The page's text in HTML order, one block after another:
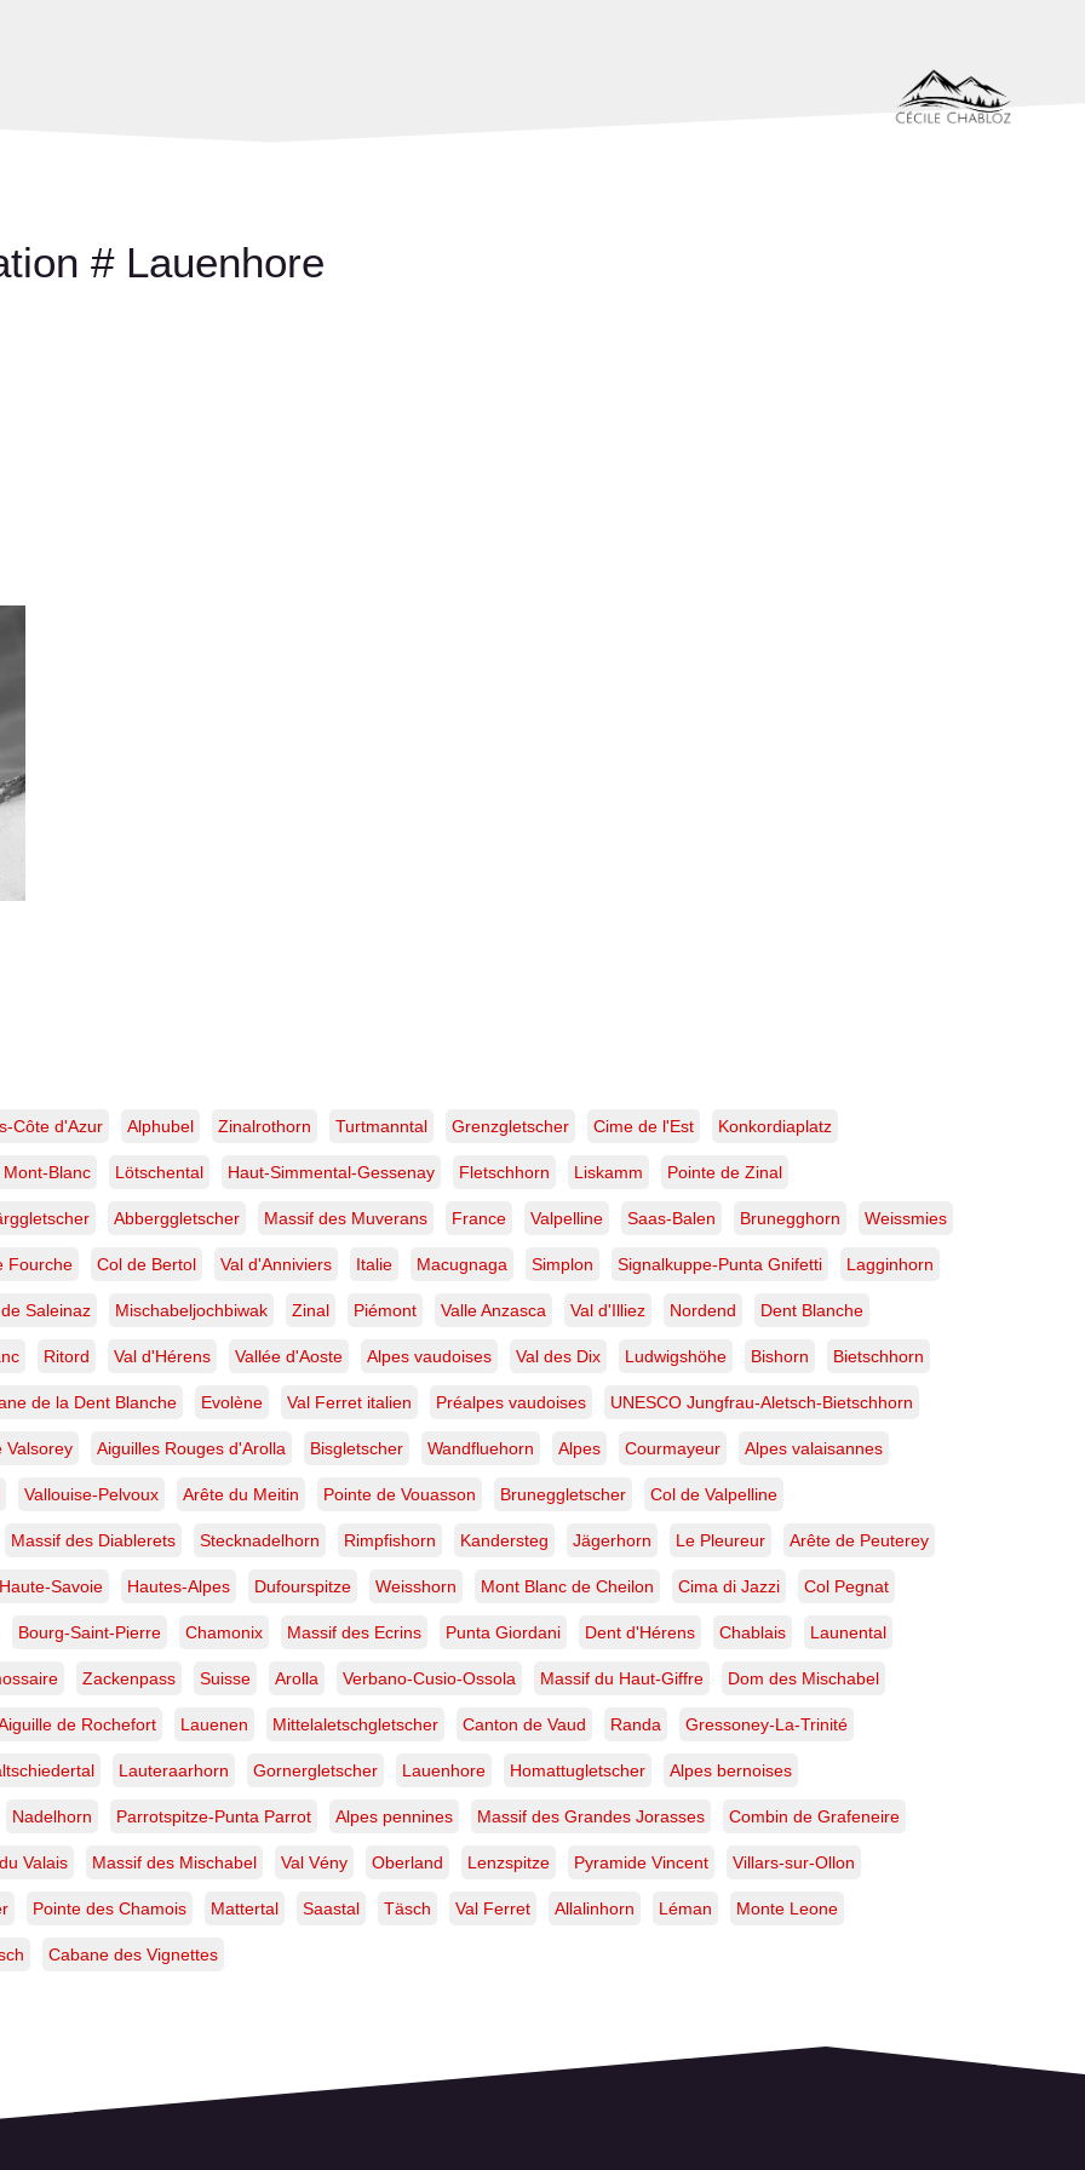
# Lauenhore
Côte d'Azur Alphubel Zinalrothorn Turtmanntal Grenzgletscher Cime de l'Est Konkordiaplatz
Blanc Lötschental Haut-Simmental-Gessenay Fletschhorn Liskamm Pointe de Zinal
Abberggletscher Massif des Muverans France Valpelline Saas-Balen Brunegghorn Weissmies
Fourche Col de Bertol Val d'Anniviers Italie Macugnaga Simplon Signalkuppe-Punta Gnifetti Lagginhorn
Saleinaz Mischabeljochbiwak Zinal Piémont Valle Anzasca Val d'Illiez Nordend Dent Blanche
Ritord Val d'Hérens Vallée d'Aoste Alpes vaudoises Val des Dix Ludwigshöhe Bishorn Bietschhorn
de la Dent Blanche Evolène Val Ferret italien Préalpes vaudoises UNESCO Jungfrau-Aletsch-Bietschhorn
Valsorey Aiguilles Rouges d'Arolla Bisgletscher Wandfluehorn Alpes Courmayeur Alpes valaisannes
Vallouise-Pelvoux Arête du Meitin Pointe de Vouasson Bruneggletscher Col de Valpelline
Massif des Diablerets Stecknadelhorn Rimpfishorn Kandersteg Jägerhorn Le Pleureur Arête de Peuterey
Haute-Savoie Hautes-Alpes Dufourspitze Weisshorn Mont Blanc de Cheilon Cima di Jazzi Col Pegnat
Bourg-Saint-Pierre Chamonix Massif des Ecrins Punta Giordani Dent d'Hérens Chablais Launental
Zackenpass Suisse Arolla Verbano-Cusio-Ossola Massif du Haut-Giffre Dom des Mischabel
de Rochefort Lauenen Mittelaletschgletscher Canton de Vaud Randa Gressoney-La-Trinité
Lauteraarhorn Gornergletscher Lauenhore Homattugletscher Alpes bernoises
Nadelhorn Parrotspitze-Punta Parrot Alpes pennines Massif des Grandes Jorasses Combin de Grafeneire
Valais Massif des Mischabel Val Vény Oberland Lenzspitze Pyramide Vincent Villars-sur-Ollon
Pointe des Chamois Mattertal Saastal Täsch Val Ferret Allalinhorn Léman Monte Leone
Cabane des Vignettes